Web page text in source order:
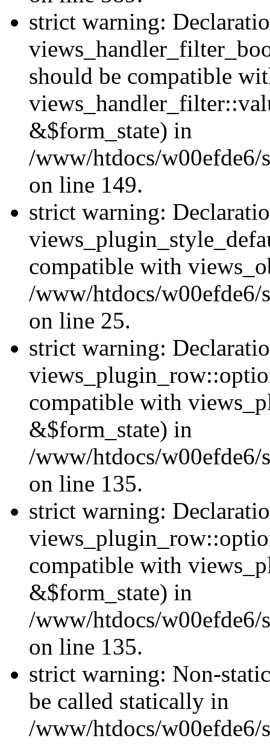
strict warning:
should be compatible
&$form_state) in
/www/htdocs/w00efde6/
on line 149.
strict warning:
compatible with
/www/htdocs/
on line 25.
strict warning:
compatible with
&$form_state) in
/www/htdocs/
on line 135.
strict warning:
compatible with
&$form_state) in
/www/htdocs/
on line 135.
strict warning: Non-
be called statically in
/www/htdocs/w00efde6/